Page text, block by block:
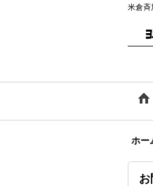
米倉斉
ホー
お